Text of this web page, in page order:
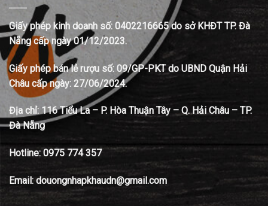
Giấy phép kinh doanh số: 0402216665 do sở KHĐT TP. Đà
Nẵng cấp ngày 01/12/2023.
Giấy phép bán lẻ rượu số: 09/GP-PKT do UBND Quận Hải
Châu cấp ngày: 27/06/2024.
Địa chỉ: 116 Tiểu La – P. Hòa Thuận Tây – Q. Hải Châu – TP.
Đà Nẵng
Hotline: 0975 774 357
Email: douongnhapkhaudn@gmail.com